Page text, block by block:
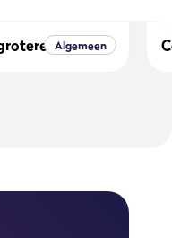
Algemeen
biceps